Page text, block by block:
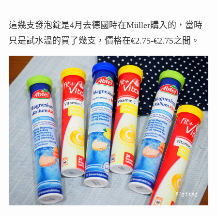
這幾支發泡錠是4月去德國時在Müller購入的，當時
只是試水溫的買了幾支，價格在€2.75-€2.75之間。